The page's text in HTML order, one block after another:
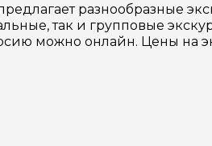
разнообразные
так и групповые
можно онлайн. Цены